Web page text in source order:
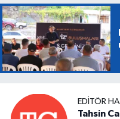
EDITÖR
Tahsin